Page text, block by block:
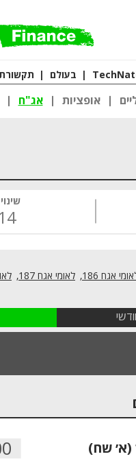
בעולם
אופציות אג"ח
אגח 186 לאומי אגח 187
(א׳ שח)